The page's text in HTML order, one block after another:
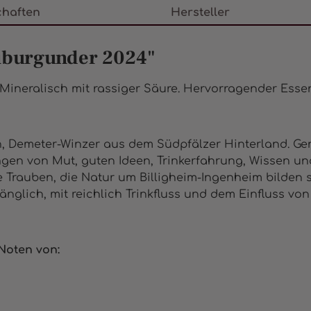
Hersteller
2024"
mit rassiger Säure. Hervorragender
Demeter-Winzer aus dem Südpfälzer Hinterland.
von Mut, guten Ideen, Trinkerfahrung, Wissen
die Natur um Billigheim-Ingenheim bilden
mit reichlich Trinkfluss und dem Einfluss
von: